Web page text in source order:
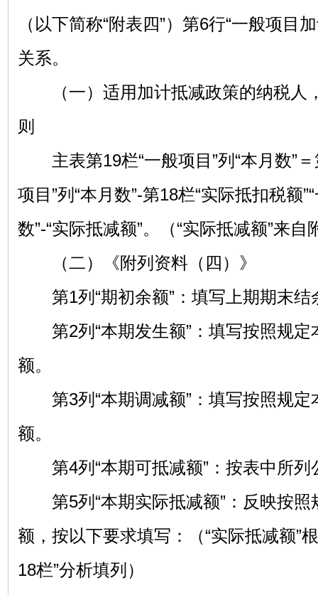
（以下简称“附表四”）第6行“一般项目
关系。
（一）适用加计抵减政策的纳税人
则
主表第19栏“一般项目”列“本月数”＝
项目”列“本月数”-第18栏“实际抵扣税额
数”-“实际抵减额”。（“实际抵减额”来自
（二）《附列资料（四）》
第1列“期初余额”：填写上期期末结
第2列“本期发生额”：填写按照规定
额。
第3列“本期调减额”：填写按照规定
额。
第4列“本期可抵减额”：按表中所列
第5列“本期实际抵减额”：反映按照
额，按以下要求填写：（“实际抵减额”
18栏”分析填列）